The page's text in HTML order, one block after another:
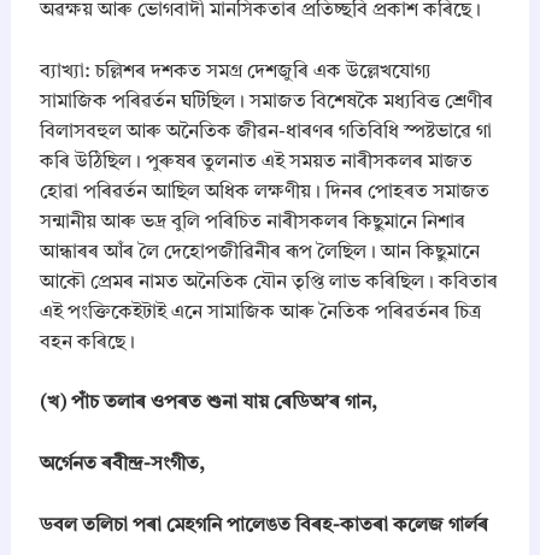
অৱক্ষয় আৰু ভোগবাদী মানসিকতাৰ প্ৰতিচ্ছবি প্ৰকাশ কৰিছে।
​ব্যাখ্যা: চল্লিশৰ দশকত সমগ্ৰ দেশজুৰি এক উল্লেখযোগ্য
সামাজিক পৰিৱৰ্তন ঘটিছিল। সমাজত বিশেষকৈ মধ্যবিত্ত শ্ৰেণীৰ
বিলাসবহুল আৰু অনৈতিক জীৱন-ধাৰণৰ গতিবিধি স্পষ্টভাৱে গা
কৰি উঠিছিল। পুৰুষৰ তুলনাত এই সময়ত নাৰীসকলৰ মাজত
হোৱা পৰিৱৰ্তন আছিল অধিক লক্ষণীয়। দিনৰ পোহৰত সমাজত
সন্মানীয় আৰু ভদ্র বুলি পৰিচিত নাৰীসকলৰ কিছুমানে নিশাৰ
আন্ধাৰৰ আঁৰ লৈ দেহোপজীৱিনীৰ ৰূপ লৈছিল। আন কিছুমানে
আকৌ প্ৰেমৰ নামত অনৈতিক যৌন তৃপ্তি লাভ কৰিছিল। কবিতাৰ
এই পংক্তিকেইটাই এনে সামাজিক আৰু নৈতিক পৰিৱৰ্তনৰ চিত্ৰ
বহন কৰিছে।
​(খ) পাঁচ তলাৰ ওপৰত শুনা যায় ৰেডিঅ’ৰ গান,
অর্গেনত ৰবীন্দ্র-সংগীত,
ডবল তলিচা পৰা মেহগনি পালেঙত বিৰহ-কাতৰা কলেজ গার্লৰ